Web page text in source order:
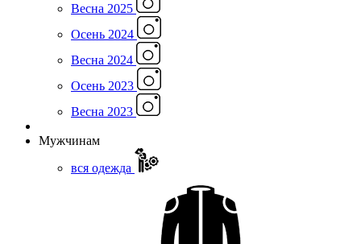
Весна 2025
Осень 2024
Весна 2024
Осень 2023
Весна 2023
Мужчинам
вся одежда